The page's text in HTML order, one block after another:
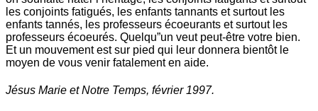
les conjoints fatigués, les enfants tannants et surtout les
enfants tannés, les professeurs écoeurants et surtout les
professeurs écoeurés. Quelqu”un veut peut-être votre bien.
Et un mouvement est sur pied qui leur donnera bientôt le
moyen de vous venir fatalement en aide.
Jésus Marie et Notre Temps, février 1997.